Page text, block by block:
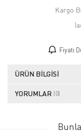
Kargo
Fiyatı
ÜRÜN BILGISI
YORUMLAR (0)